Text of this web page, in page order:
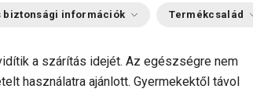
biztonsági információk Termékcsalád
a szárítás idejét. Az egészségre nem
használatra ajánlott. Gyermekektől távol